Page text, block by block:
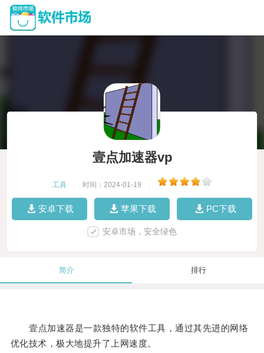
壹点加速器vp
工具 时间：2024-01-19
安卓下载 苹果下载 PC下载
安卓市场，安全绿色
简介 排行
壹点加速器是一款独特的软件工具，通过其先进的网络
优化技术，极大地提升了上网速度。